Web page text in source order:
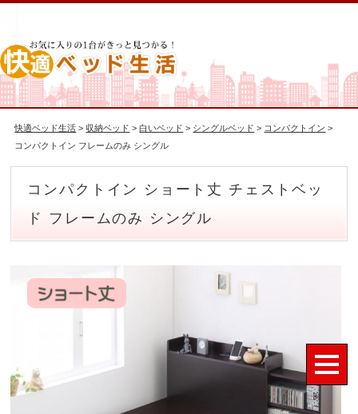
快適ベッド生活 >収納ベッド >白いベッド > シングルベッド > コンパクトイン >
コンパクトイン フレームのみ シングル
コンパクトイン ショート丈 チェストベッ
ド フレームのみ シングル